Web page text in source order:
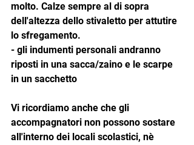
molto. Calze sempre al di sopra
dell'altezza dello stivaletto per attutire
lo sfregamento.
- gli indumenti personali andranno
riposti in una sacca/zaino e le scarpe
in un sacchetto
Vi ricordiamo anche che gli
accompagnatori non possono sostare
all'interno dei locali scolastici, nè